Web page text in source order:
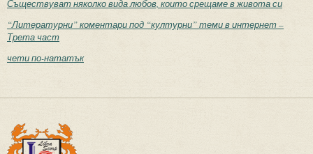
Съществуват няколко вида любов, които срещаме в живота си
“Литературни” коментари под “културни” теми в интернет –
Трета част
чети по-нататък